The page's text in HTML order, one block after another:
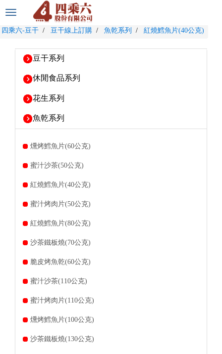
選
切
四乘六-豆干 豆干線上訂購 魚乾系列 紅燒鱈魚片(40公克)
豆干系列
休閒食品系列
花生系列
魚乾系列
燻烤鱈魚片(60公克)
蜜汁沙茶(50公克)
紅燒鱈魚片(40公克)
蜜汁烤肉片(50公克)
紅燒鱈魚片(80公克)
沙茶鐵板燒(70公克)
脆皮烤魚乾(60公克)
蜜汁沙茶(110公克)
蜜汁烤肉片(110公克)
燻烤鱈魚片(100公克)
沙茶鐵板燒(130公克)